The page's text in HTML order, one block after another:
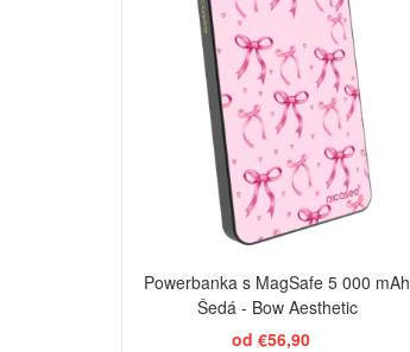
Powerbanka s MagSafe 5 000 mAh
Šedá - Bow Aesthetic
od €56,90